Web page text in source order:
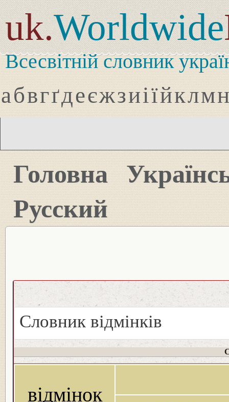
uk.Worldwide
Всесвітній словник
абвгґдеєжзиіїйклмн
Головна
Русский
Словник відмінків
відмінок